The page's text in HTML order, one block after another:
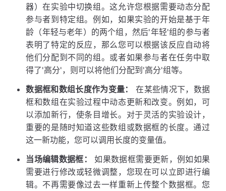
器）在实验中切换组。这允许您根据需要动态分配
参与者到特定组。例如，如果实验的开始是基于年
龄（年轻与老年）的两个组，然后'年轻'组的参与者
表明了特定的反应，那么您可以根据该反应自动将
他们分配到不同的组。或者如果参与者在任务中取
得了'高分'，则可以将他们分配到'高分'组等。
数据框和数组长度作为变量：
在某些情况下，数据
框和数组在实验过程中动态更新和改变。例如，可
以添加新行，使条目增长。对于灵活的实验设计，
重要的是随时知道这些数组或数据框的长度。通过
这一新功能，您可以调用长度的变量值。
当场编辑数据框：
如果数据框需要更新，例如如果
需要进行修改或轻微调整，您现在可以立即进行编
辑。不再需要像过去一样重新上传整个数据框。您